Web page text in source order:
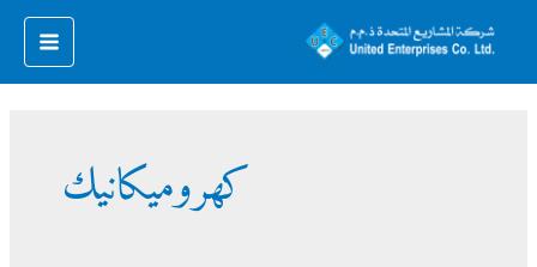
المحتوى
Main
كهروميكانيك